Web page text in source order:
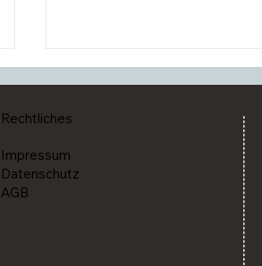
Reining-Paare für die World
Reining Championships in
Rechtliches
Impressum
Datenschutz
AGB